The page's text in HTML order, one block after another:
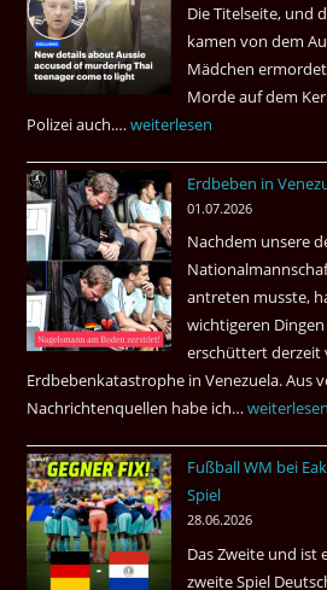
Die Titelseite, und
kamen von dem
Mädchen
Morde auf dem
Polizei auch.…Ab
Juli
2026
Thai
Airways
nonstop
nach
Amsterdam.
weiterlesen
Erdbeben in
01.07.2026
Nachdem unsere
antreten musste,
wichtigeren
erschüttert derzeit
Erdbebenkatastrophe in Venezuela. Aus
Nachrichtenquellen habe ich…Erdbeben
weiterlesen
Fußball WM bei
Spiel
28.06.2026
Das Zweite und ist
zweite Spiel